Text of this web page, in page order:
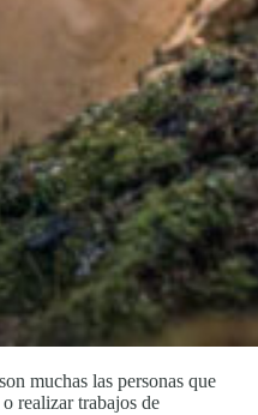
muchas las personas que
realizar trabajos de